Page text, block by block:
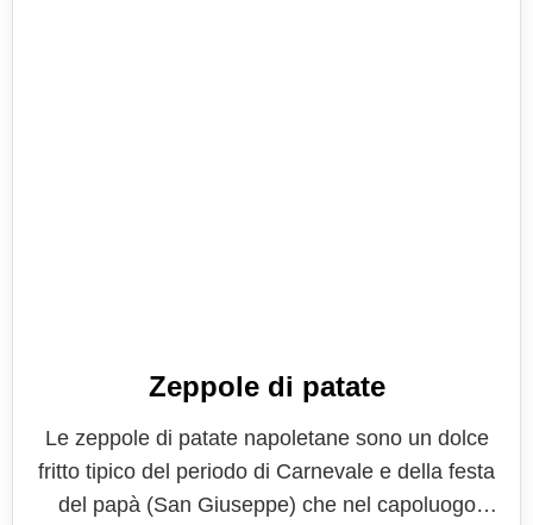
Zeppole di patate
Le zeppole di patate napoletane sono un dolce
fritto tipico del periodo di Carnevale e della festa
del papà (San Giuseppe) che nel capoluogo